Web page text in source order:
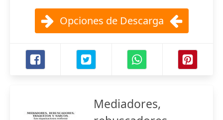
Opciones de Descarga
Mediadores,